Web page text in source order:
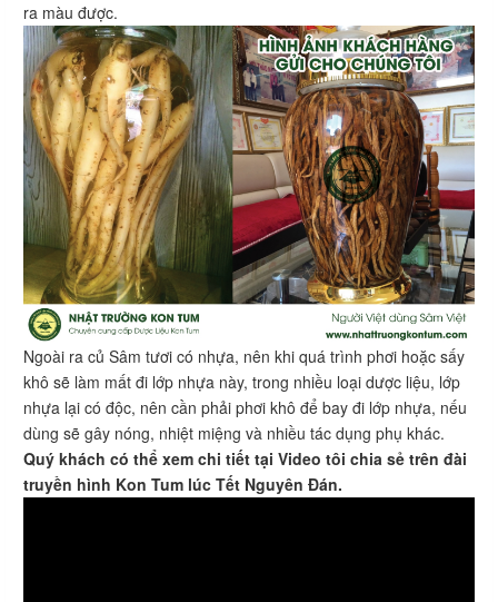
ra màu được.
Ngoài ra củ Sâm tươi có nhựa, nên khi quá trình phơi hoặc sấy
khô sẽ làm mất đi lớp nhựa này, trong nhiều loại dược liệu, lớp
nhựa lại có độc, nên cần phải phơi khô để bay đi lớp nhựa, nếu
dùng sẽ gây nóng, nhiệt miệng và nhiều tác dụng phụ khác.
Quý khách có thể xem chi tiết tại Video tôi chia sẻ trên đài
truyền hình Kon Tum lúc Tết Nguyên Đán.